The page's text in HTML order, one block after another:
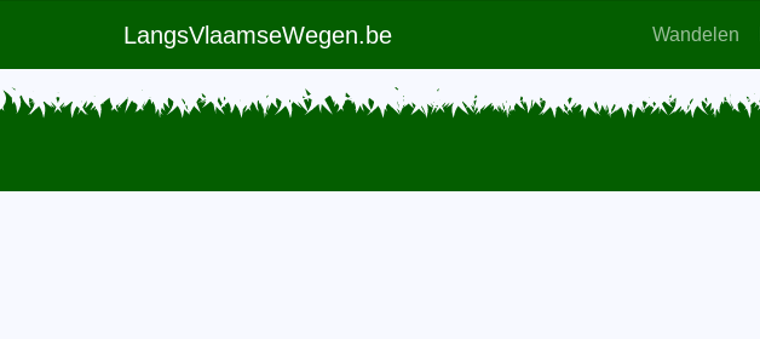
LangsVlaamseWegen.be Wandelen